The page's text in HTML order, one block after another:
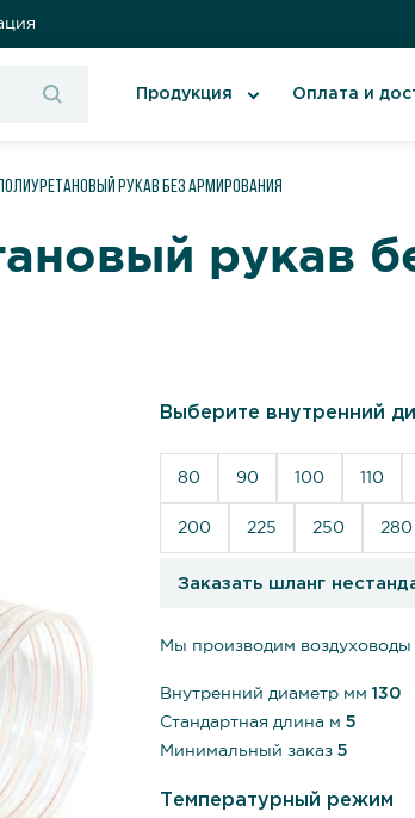
Продукция Оплата и
рукав без армирования
рукав
Выберите внутренний
80 90 100 110
200 225 250 280
Заказать шланг
Мы производим
Внутренний диаметр мм 130
Стандартная длина м 5
Минимальный заказ 5
Температурный режим